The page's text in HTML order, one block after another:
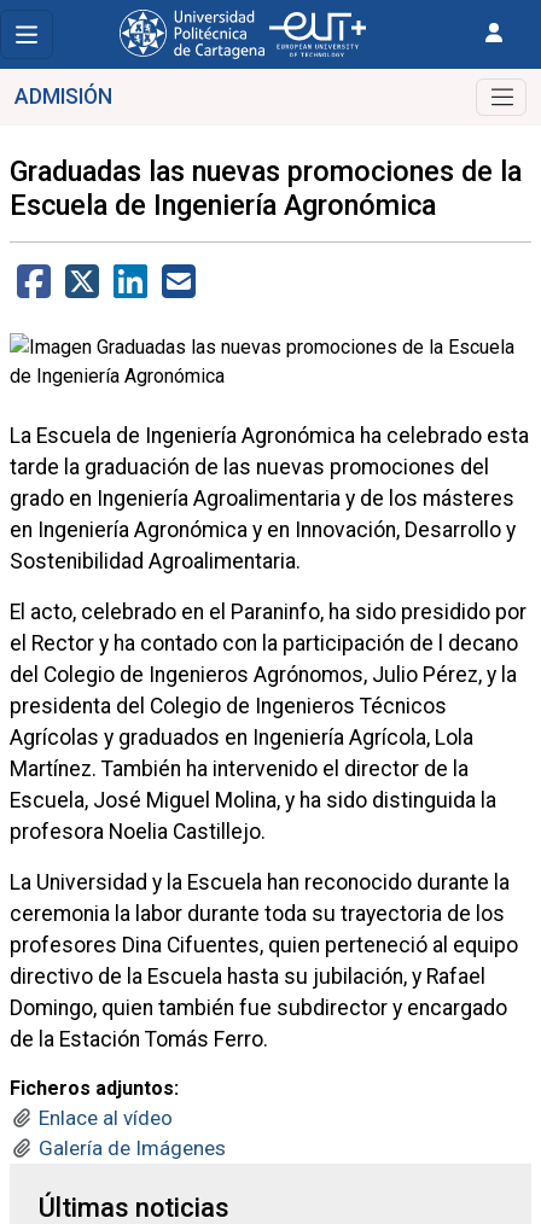
ADMISIÓN
Graduadas las nuevas promociones de la
Escuela de Ingeniería Agronómica
La Escuela de Ingeniería Agronómica ha celebrado esta
tarde la graduación de las nuevas promociones del
grado en Ingeniería Agroalimentaria y de los másteres
en Ingeniería Agronómica y en Innovación, Desarrollo y
Sostenibilidad Agroalimentaria.
El acto, celebrado en el Paraninfo, ha sido presidido por
el Rector y ha contado con la participación de l decano
del Colegio de Ingenieros Agrónomos, Julio Pérez, y la
presidenta del Colegio de Ingenieros Técnicos
Agrícolas y graduados en Ingeniería Agrícola, Lola
Martínez. También ha intervenido el director de la
Escuela, José Miguel Molina, y ha sido distinguida la
profesora Noelia Castillejo.
La Universidad y la Escuela han reconocido durante la
ceremonia la labor durante toda su trayectoria de los
profesores Dina Cifuentes, quien perteneció al equipo
directivo de la Escuela hasta su jubilación, y Rafael
Domingo, quien también fue subdirector y encargado
de la Estación Tomás Ferro.
Ficheros adjuntos:
Enlace al vídeo
Galería de Imágenes
Últimas noticias